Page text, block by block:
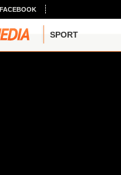
FACEBOOK
SPORT